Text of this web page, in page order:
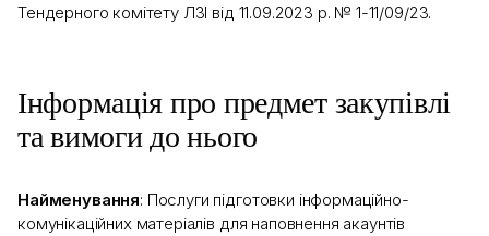
Тендерного комітету ЛЗІ від 11.09.2023 р. № 1-11/09/23.
Інформація про предмет закупівлі
та вимоги до нього
Найменування: Послуги підготовки інформаційно-
комунікаційних матеріалів для наповнення акаунтів